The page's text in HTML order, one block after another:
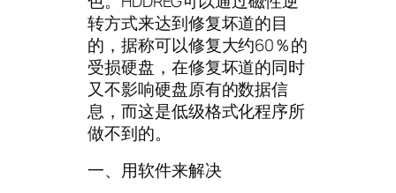
转方式来达到修复坏道的目
的，据称可以修复大约60％的
受损硬盘，在修复坏道的同时
又不影响硬盘原有的数据信
息，而这是低级格式化程序所
做不到的。
一、用软件来解决